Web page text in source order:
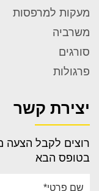
video1
More →
מעקות למרפסות
משרביה
סורגים
פרגולות
יצירת קשר
רוצים לקבל הצעה
בטופס הבא